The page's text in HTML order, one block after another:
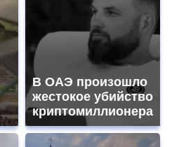
В ОАЭ произошло
жестокое убийство
криптомиллионера